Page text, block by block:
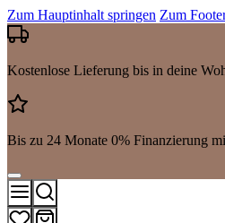
Zum Hauptinhalt springen Zum
Kostenlose Lieferung bis in deine
Bis zu 24 Monate 0% Finanzierung